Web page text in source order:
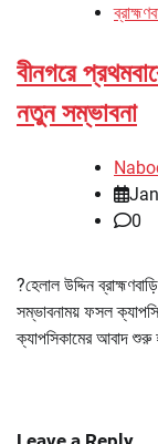
বীনগরে
নতুন সম্ভাবনা
0
?হেলাল উদ্দিন
সম্ভাবনাময় ফসল
ক্যাপসিকামের আবাদ